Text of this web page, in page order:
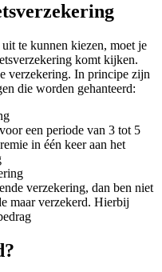
te kunnen kiezen, moet je
komt kijken.
verzekering. In principe zijn
die worden gehanteerd:
een periode van 3 tot 5
in één keer aan het
verzekering, dan ben niet
maar verzekerd. Hierbij